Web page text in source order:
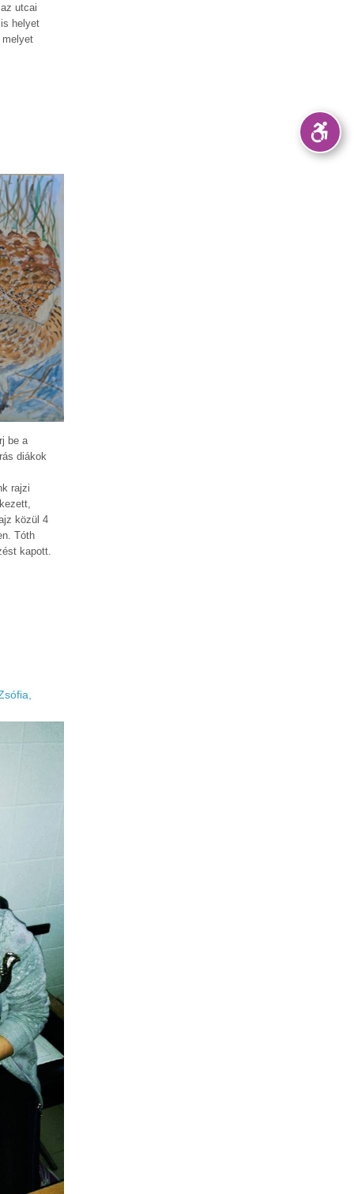
utcai
helyet
melyet
be a
diákok
rajzi
közül 4
Tóth
kapott.